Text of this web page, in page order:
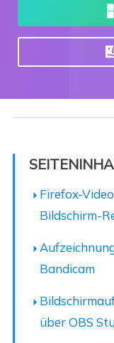
Firefox-
Bildschirm-
Bandicam
über OBS